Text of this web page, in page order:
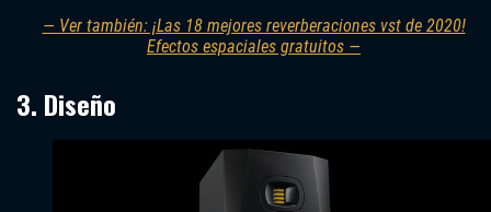
— Ver también: ¡Las 18 mejores reverberaciones vst de 2020!
Efectos espaciales gratuitos —
3. Diseño